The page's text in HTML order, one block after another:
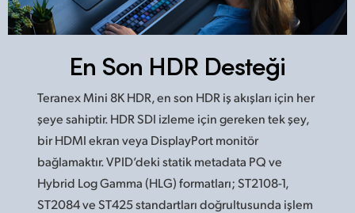
En Son HDR Desteği
Teranex Mini 8K HDR, en son HDR iş akışları için her
şeye sahiptir. HDR SDI izleme için gereken tek şey,
bir HDMI ekran veya DisplayPort monitör
bağlamaktır. VPID’deki statik metadata PQ ve
Hybrid Log Gamma (HLG) formatları; ST2108-1,
ST2084 ve ST425 standartları doğrultusunda işlem